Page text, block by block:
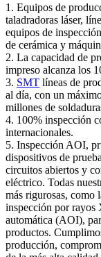
1. Equipos de
taladradoras láser,
equipos de
de cerámica y
2. La capacidad de
impreso alcanza los
3. SMT líneas de
al día, con un
millones de
4. 100% inspección
internacionales.
5. Inspección AOI,
dispositivos de
circuitos abiertos y
eléctrico. Todas
más rigurosas, como
inspección por rayos
automática (AOI),
productos.
producción,